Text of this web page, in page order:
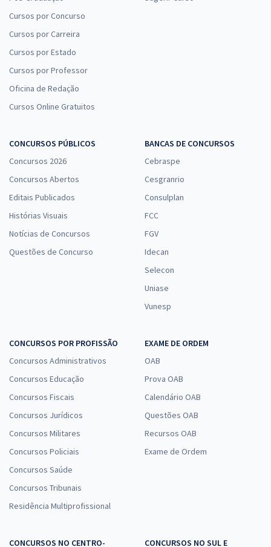
Cursos por Concurso
Cursos por Carreira
Cursos por Estado
Cursos por Professor
Oficina de Redação
Cursos Online Gratuitos
CONCURSOS PÚBLICOS
Concursos 2026
Concursos Abertos
Editais Publicados
Histórias Visuais
Notícias de Concursos
Questões de Concurso
BANCAS DE CONCURSOS
Cebraspe
Cesgranrio
Consulplan
FCC
FGV
Idecan
Selecon
Uniase
Vunesp
CONCURSOS POR PROFISSÃO
Concursos Administrativos
Concursos Educação
Concursos Fiscais
Concursos Jurídicos
Concursos Militares
Concursos Policiais
Concursos Saúde
Concursos Tribunais
Residência Multiprofissional
EXAME DE ORDEM
OAB
Prova OAB
Calendário OAB
Questões OAB
Recursos OAB
Exame de Ordem
CONCURSOS NO CENTRO-
CONCURSOS NO SUL E